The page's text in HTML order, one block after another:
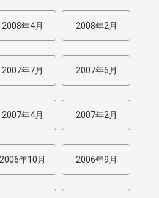
2008年4月 2008年2月
2007年7月 2007年6月
2007年4月 2007年2月
2006年10月 2006年9月